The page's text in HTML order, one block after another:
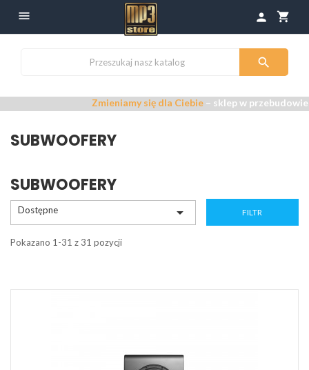
 shopping_cart
person

Zmieniamy się dla Ciebie– sklep w przebudowie –
SUBWOOFERY
SUBWOOFERY
Dostępne  FILTR
Pokazano 1-31 z 31 pozycji